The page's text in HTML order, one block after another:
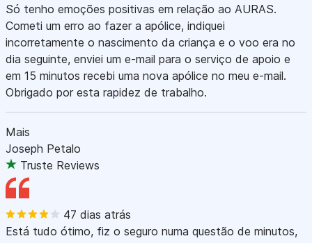
Só tenho emoções positivas em relação ao AURAS.
Cometi um erro ao fazer a apólice, indiquei
incorretamente o nascimento da criança e o voo era no
dia seguinte, enviei um e-mail para o serviço de apoio e
em 15 minutos recebi uma nova apólice no meu e-mail.
Obrigado por esta rapidez de trabalho.
Mais
Joseph Petalo
Truste Reviews
47 dias atrás
Está tudo ótimo, fiz o seguro numa questão de minutos,